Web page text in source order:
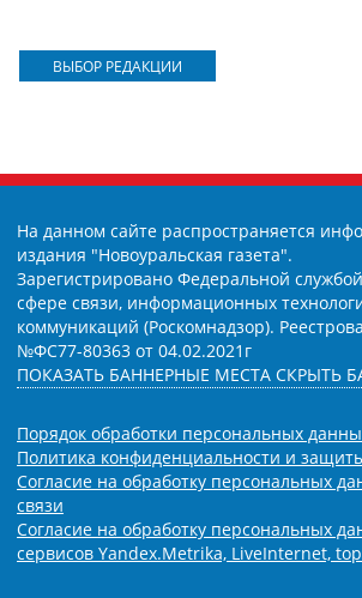
ВЫБОР РЕДАКЦИИ
На данном сайте распространяется
издания "Новоуральская газета".
Зарегистрировано Федеральной
сфере связи, информационных
коммуникаций (Роскомнадзор).
№ФС77-80363 от 04.02.2021г
ПОКАЗАТЬ БАННЕРНЫЕ МЕСТА СКРЫТЬ
Порядок обработки персональных
Политика конфиденциальности и
Согласие на обработку персональных
связи
Согласие на обработку персональных
сервисов Yandex.Metrika, LiveInternet,